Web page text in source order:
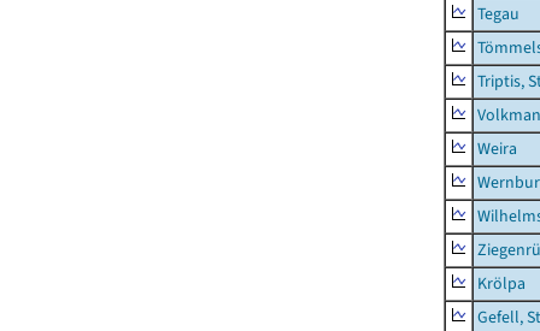
Tegau
Triptis,
Weira
Krölpa
Gefell,